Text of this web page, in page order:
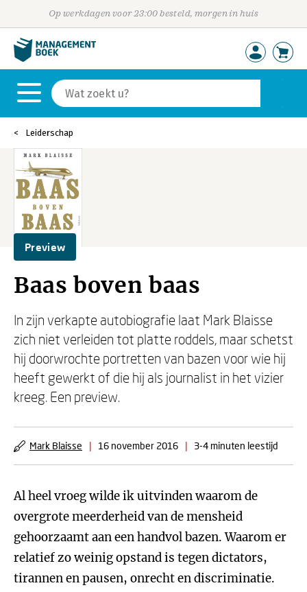
Op werkdagen voor 23:00 besteld, morgen in huis
Leiderschap
Preview
Baas boven baas
In zijn verkapte autobiografie laat Mark Blaisse
zich niet verleiden tot platte roddels, maar schetst
hij doorwrochte portretten van bazen voor wie hij
heeft gewerkt of die hij als journalist in het vizier
kreeg. Een preview.
Mark Blaisse | 16 november 2016 | 3-4 minuten leestijd
Al heel vroeg wilde ik uitvinden waarom de
overgrote meerderheid van de mensheid
gehoorzaamt aan een handvol bazen. Waarom er
relatief zo weinig opstand is tegen dictators,
tirannen en pausen, onrecht en discriminatie.